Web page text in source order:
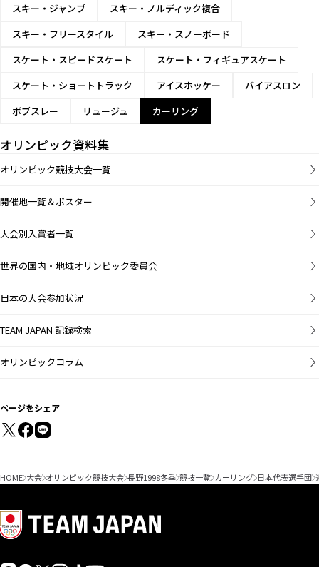
スキー・ジャンプ
スキー・ノルディック複合
スキー・フリースタイル
スキー・スノーボード
スケート・スピードスケート
スケート・フィギュアスケート
スケート・ショートトラック
アイスホッケー
バイアスロン
ボブスレー
リュージュ カーリング
オリンピック資料集
オリンピック競技大会一覧
開催地一覧＆ポスター
大会別入賞者一覧
世界の国内・地域オリンピック委員会
日本の大会参加状況
TEAM JAPAN 記録検索
オリンピックコラム
ページをシェア
HOME 大会 オリンピック競技大会 長野1998冬季 競技一覧 カーリング 日本代表選手団